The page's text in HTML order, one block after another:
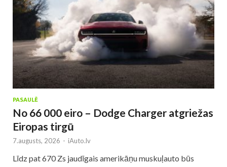
PASAULĒ
No 66 000 eiro – Dodge Charger atgriežas
Eiropas tirgū
7.augusts, 2026 - iAuto.lv
Līdz pat 670 Zs jaudīgais amerikāņu muskuļauto būs